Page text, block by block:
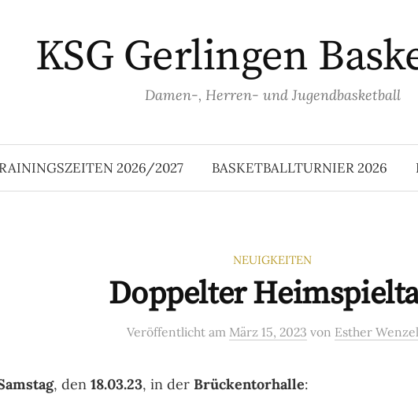
KSG Gerlingen
Damen-, Herren- und Jugendbasketball
2026/2027 BASKETBALLTURNIER 2026
NEUIGKEITEN
Doppelter
Veröffentlicht am März 15, 2023 von Esther Wenzel
, den 18.03.23, in der Brückentorhalle: